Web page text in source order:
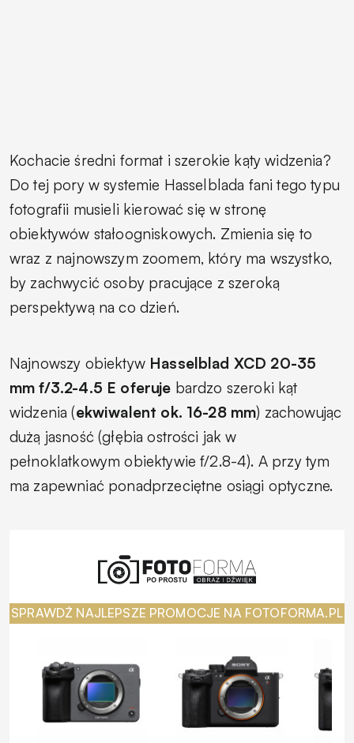
Kochacie średni format i szerokie kąty widzenia?
Do tej pory w systemie Hasselblada fani tego typu
fotografii musieli kierować się w stronę
obiektywów stałoogniskowych. Zmienia się to
wraz z najnowszym zoomem, który ma wszystko,
by zachwycić osoby pracujące z szeroką
perspektywą na co dzień.
Najnowszy obiektyw Hasselblad XCD 20-35
mm f/3.2-4.5 E oferuje bardzo szeroki kąt
widzenia (ekwiwalent ok. 16-28 mm) zachowując
dużą jasność (głębia ostrości jak w
pełnoklatkowym obiektywie f/2.8-4). A przy tym
ma zapewniać ponadprzeciętne osiągi optyczne.
SPRAWDŹ NAJLEPSZE PROMOCJE NA FOTOFORMA.PL